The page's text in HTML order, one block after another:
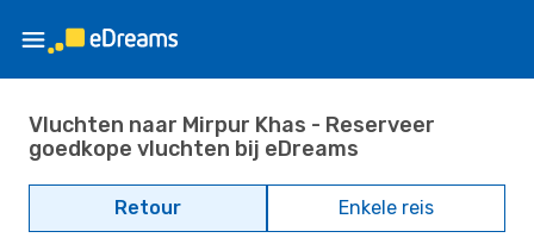
Vluchten naar Mirpur Khas - Reserveer
goedkope vluchten bij eDreams
Retour Enkele reis